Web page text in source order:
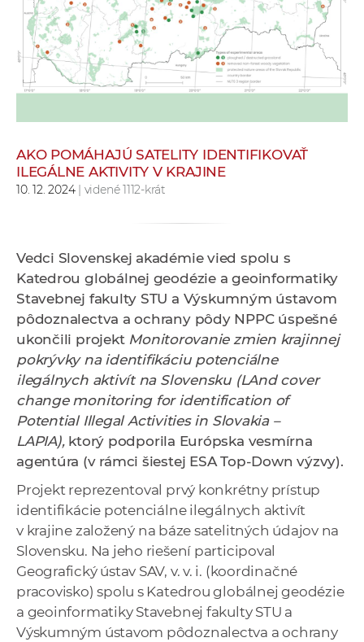
e
p
a
v
c
h
a
p
a
v
n
k
o
c
A
AKO POMÁHAJÚ SATELITY IDENTIFIKOVAŤ
ILEGÁLNE AKTIVITY V KRAJINE
10. 12. 2024| videné 1112-krát
Vedci Slovenskej akadémie vied spolu s
Katedrou globálnej geodézie a geoinformatiky
Stavebnej fakulty STU a Výskumným ústavom
pôdoznalectva a ochrany pôdy NPPC úspešné
ukončili projekt Monitorovanie zmien krajinnej
pokrývky na identifikáciu potenciálne
ilegálnych aktivít na Slovensku (LAnd cover
change monitoring for identification of
Potential Illegal Activities in Slovakia –
LAPIA), ktorý podporila Európska vesmírna
agentúra (v rámci šiestej ESA Top-Down výzvy).
Projekt reprezentoval prvý konkrétny prístup
identifikácie potenciálne ilegálnych aktivít
v krajine založený na báze satelitných údajov na
Slovensku. Na jeho riešení participoval
Geografický ústav SAV, v. v. i. (koordinačné
pracovisko) spolu s Katedrou globálnej geodézie
a geoinformatiky Stavebnej fakulty STU a
Výskumným ústavom pôdoznalectva a ochrany